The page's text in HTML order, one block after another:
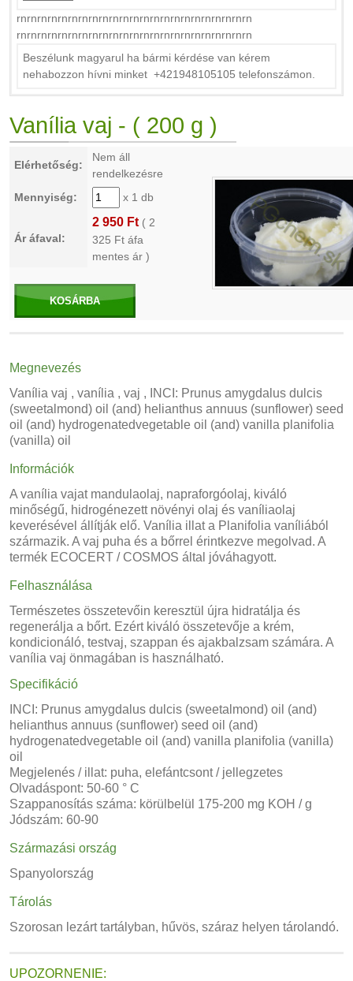
rnrnrnrnrnrnrnrnrnrnrnrnrnrnrnrnrnrnrnrnrnrnrn
rnrnrnrnrnrnrnrnrnrnrnrnrnrnrnrnrnrnrnrnrnrnrn
Beszélunk magyarul ha bármi kérdése van kérem
nehabozzon hívni minket +421948105105 telefonszámon.
Vanília vaj - ( 200 g )
Elérhetőség:
Nem áll
rendelkezésre
Mennyiség:
x 1 db
Ár áfaval:
2 950 Ft ( 2
325 Ft áfa
mentes ár )
KOSÁRBA
Megnevezés
Vanília vaj , vanília , vaj , INCI: Prunus amygdalus dulcis
(sweetalmond) oil (and) helianthus annuus (sunflower) seed
oil (and) hydrogenatedvegetable oil (and) vanilla planifolia
(vanilla) oil
Információk
A vanília vajat mandulaolaj, napraforgóolaj, kiváló
minőségű, hidrogénezett növényi olaj és vaníliaolaj
keverésével állítják elő. Vanília illat a Planifolia vaníliából
származik. A vaj puha és a bőrrel érintkezve megolvad. A
termék ECOCERT / COSMOS által jóváhagyott.
Felhasználása
Természetes összetevőin keresztül újra hidratálja és
regenerálja a bőrt. Ezért kiváló összetevője a krém,
kondicionáló, testvaj, szappan és ajakbalzsam számára. A
vanília vaj önmagában is használható.
Specifikáció
INCI: Prunus amygdalus dulcis (sweetalmond) oil (and)
helianthus annuus (sunflower) seed oil (and)
hydrogenatedvegetable oil (and) vanilla planifolia (vanilla)
oil
Megjelenés / illat: puha, elefántcsont / jellegzetes
Olvadáspont: 50-60 ° C
Szappanosítás száma: körülbelül 175-200 mg KOH / g
Jódszám: 60-90
Származási ország
Spanyolország
Tárolás
Szorosan lezárt tartályban, hűvös, száraz helyen tárolandó.
UPOZORNENIE: